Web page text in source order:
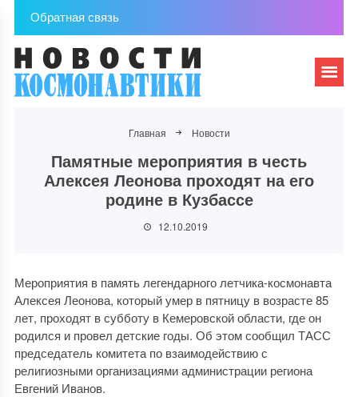
Обратная связь
Главная Новости
Памятные мероприятия в честь
Алексея Леонова проходят на его
родине в Кузбассе
12.10.2019
Мероприятия в память легендарного летчика-космонавта
Алексея Леонова, который умер в пятницу в возрасте 85
лет, проходят в субботу в Кемеровской области, где он
родился и провел детские годы. Об этом сообщил ТАСС
председатель комитета по взаимодействию с
религиозными организациями администрации региона
Евгений Иванов.